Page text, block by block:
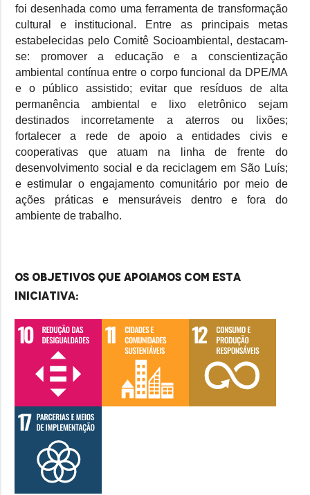
foi desenhada como uma ferramenta de transformação
cultural e institucional. Entre as principais metas
estabelecidas pelo Comitê Socioambiental, destacam-
se: promover a educação e a conscientização
ambiental contínua entre o corpo funcional da DPE/MA
e o público assistido; evitar que resíduos de alta
permanência ambiental e lixo eletrônico sejam
destinados incorretamente a aterros ou lixões;
fortalecer a rede de apoio a entidades civis e
cooperativas que atuam na linha de frente do
desenvolvimento social e da reciclagem em São Luís;
e estimular o engajamento comunitário por meio de
ações práticas e mensuráveis dentro e fora do
ambiente de trabalho.
Os objetivos que apoiamos com esta
iniciativa: